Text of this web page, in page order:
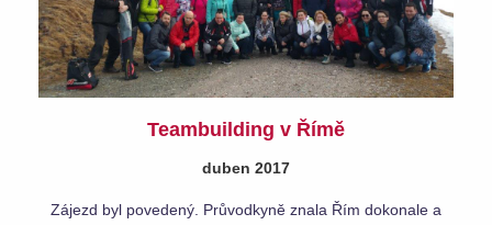
Teambuilding v Římě
duben 2017
Zájezd byl povedený. Průvodkyně znala Řím dokonale a